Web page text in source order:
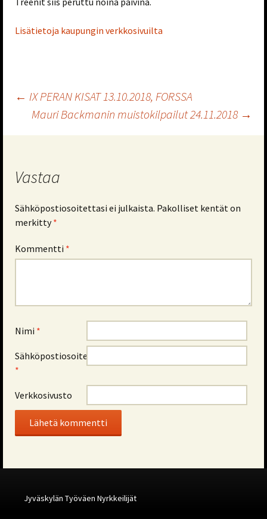
Lisätietoja kaupungin verkkosivuilta
Artikkelien
selaus
← IX PERAN KISAT 13.10.2018, FORSSA
Mauri Backmanin muistokilpailut 24.11.2018 →
Vastaa
Sähköpostiosoitettasi ei julkaista. Pakolliset kentät on
merkitty*
Kommentti *
Nimi *
Sähköpostiosoite
*
Verkkosivusto
Jyväskylän Työväen Nyrkkeilijät